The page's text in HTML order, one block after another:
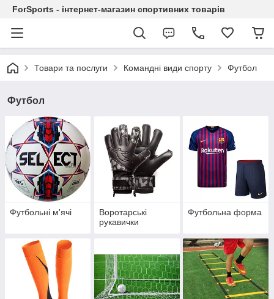
ForSports - інтернет-магазин спортивних товарів
Товари та послуги Командні види спорту Футбол
Футбол
Футбольні м'ячі
Воротарські
рукавички
Футбольна форма